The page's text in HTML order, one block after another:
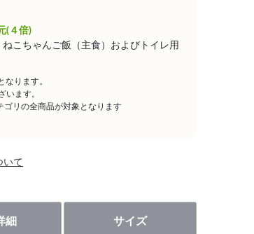
(４倍)
こちゃんご飯（主食）およびトイレ用
ります。
います。
ゴリの全商品が対象となります
いて
細 サイズ